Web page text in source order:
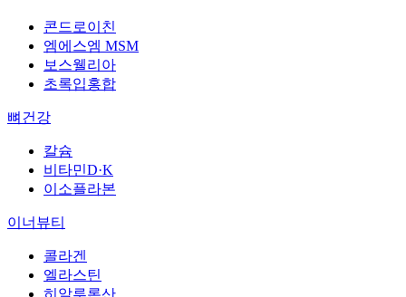
콘드로이친
엠에스엠 MSM
보스웰리아
초록입홍합
뼈건강
칼슘
비타민D·K
이소플라본
이너뷰티
콜라겐
엘라스틴
히알루론산